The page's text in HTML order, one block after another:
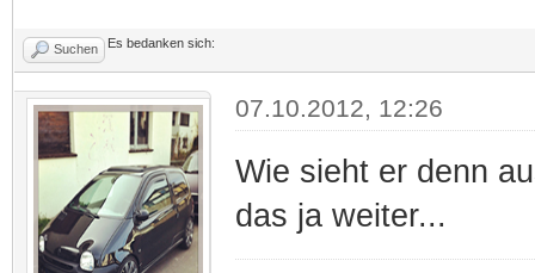
Suchen Es bedanken sich:
07.10.2012, 12:26
Wie sieht er denn
das ja weiter...